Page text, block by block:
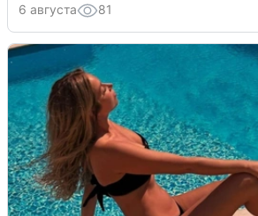
6 августа 81